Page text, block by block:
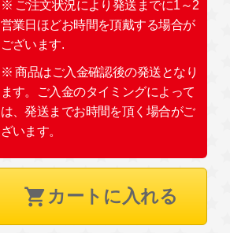
※ ご注文状況により発送までに1～2
営業日ほどお時間を頂戴する場合が
ございます.
※ 商品はご入金確認後の発送となり
ます。ご入金のタイミングによって
は、発送までお時間を頂く場合がご
ざいます。
カートに入れる